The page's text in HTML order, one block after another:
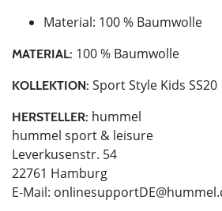
Material: 100 % Baumwolle
MATERIAL: 100 % Baumwolle
KOLLEKTION: Sport Style Kids SS20
HERSTELLER: hummel
hummel sport & leisure
Leverkusenstr. 54
22761 Hamburg
E-Mail: